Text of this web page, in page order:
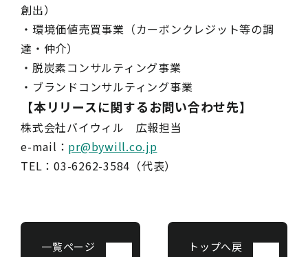
創出）
・環境価値売買事業（カーボンクレジット等の調
達・仲介）
・脱炭素コンサルティング事業
・ブランドコンサルティング事業
【本リリースに関するお問い合わせ先】
株式会社バイウィル 広報担当
e-mail： pr@bywill.co.jp
TEL：03-6262-3584（代表）
一覧ページ
トップへ戻